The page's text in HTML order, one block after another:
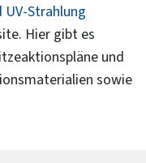
UV-Strahlung
Hier gibt es
und
sowie